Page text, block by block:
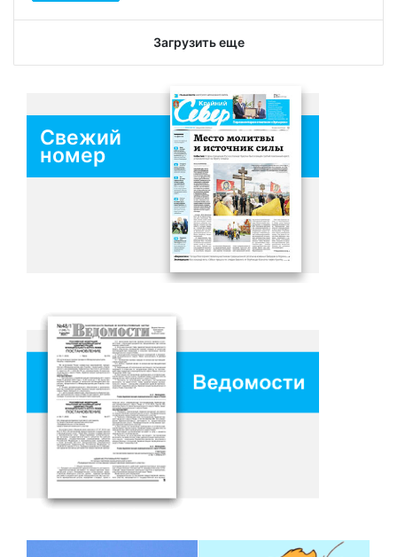
Загрузить еще
Свежий
номер